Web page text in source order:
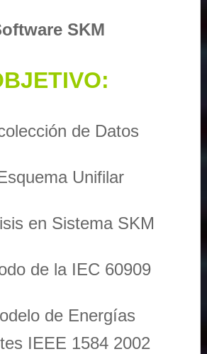
SKM
de Datos
Unifilar
en Sistema SKM
de la IEC 60909
de Energías
IEEE 1584 2002